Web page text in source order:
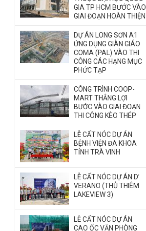
GIA TP HCM BƯỚC VÀO
GIAI ĐOẠN HOÀN THIỆN
DỰ ÁN LONG SƠN A1
ỨNG DỤNG GIÀN GIÁO
COMA (PAL) VÀO THI
CÔNG CÁC HẠNG MỤC
PHỨC TẠP
CÔNG TRÌNH COOP-
MART THẮNG LỢI
BƯỚC VÀO GIAI ĐOẠN
THI CÔNG KÈO THÉP
LỄ CẤT NÓC DỰ ÁN
BỆNH VIỆN ĐA KHOA
TỈNH TRÀ VINH
LỄ CẤT NÓC DỰ ÁN D’
VERANO (THỦ THIÊM
LAKEVIEW 3)
LỄ CẤT NÓC DỰ ÁN
CAO ỐC VĂN PHÒNG